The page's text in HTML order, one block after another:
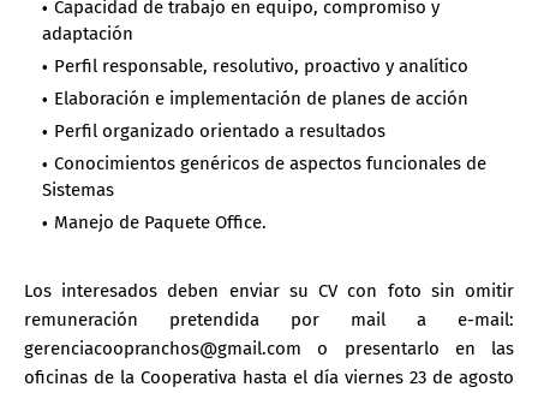
Capacidad de trabajo en equipo, compromiso y
adaptación
Perfil responsable, resolutivo, proactivo y analítico
Elaboración e implementación de planes de acción
Perfil organizado orientado a resultados
Conocimientos genéricos de aspectos funcionales de
Sistemas
Manejo de Paquete Office.
Los interesados deben enviar su CV con foto sin omitir
remuneración pretendida por mail a e-mail:
gerenciacoopranchos@gmail.com o presentarlo en las
oficinas de la Cooperativa hasta el día viernes 23 de agosto